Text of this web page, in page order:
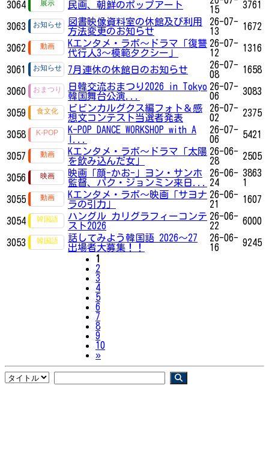
3064 民画、朝鮮のポップアート
15
3761
3063
図書映像資料室の休館及び利用
方法変更のお知らせ
26-07-
13
1672
3062
Kエンタメ・ラボ～ドラマ「復讐
代行人3～模範タクシー」
26-07-
12
1316
3061 7月連休の休館日のお知らせ
26-07-
08
1658
3060
日韓交流おまつり2026 in Tokyo
韓国舞台公演...
26-07-
06
3083
3059
ビビンカルグクス編フォト＆感
想文コンテスト当選者発表
26-07-
02
2375
3058
K-POP DANCE WORKSHOP with A
I...
26-07-
06
5421
3057
Kエンタメ・ラボ～ドラマ「太陽
を飲み込んだ女」
26-06-
28
2505
3056
映画「顔-かお-」ヨン・サンホ
監督、パク・ジョンミン来日...
26-06-
24
3863
1
3055
Kエンタメ・ラボ～映画「サヨナ
ラの引力」
26-06-
21
1607
3054
ハングル カリグラフィーコンテ
スト2026
26-06-
22
6000
3053
話してみよう韓国語 2026～27
出場者大募集！！
26-06-
16
9245
1
2
3
4
5
6
7
8
9
10
»Next